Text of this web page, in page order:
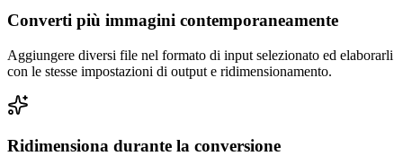
Converti più immagini contemporaneamente
Aggiungere diversi file nel formato di input selezionato ed elaborarli
con le stesse impostazioni di output e ridimensionamento.
Ridimensiona durante la conversione